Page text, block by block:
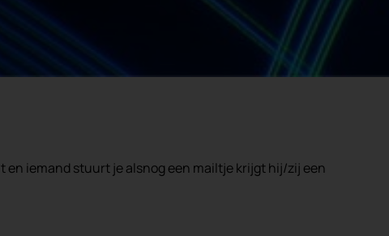
en iemand stuurt je alsnog een mailtje krijgt hij/zij een